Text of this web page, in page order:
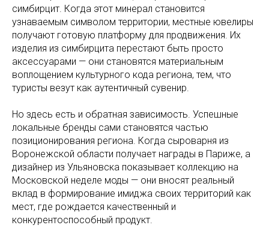
симбирцит. Когда этот минерал становится
узнаваемым символом территории, местные ювелиры
получают готовую платформу для продвижения. Их
изделия из симбирцита перестают быть просто
аксессуарами — они становятся материальным
воплощением культурного кода региона, тем, что
туристы везут как аутентичный сувенир.
Но здесь есть и обратная зависимость. Успешные
локальные бренды сами становятся частью
позиционирования региона. Когда сыроварня из
Воронежской области получает награды в Париже, а
дизайнер из Ульяновска показывает коллекцию на
Московской неделе моды — они вносят реальный
вклад в формирование имиджа своих территорий как
мест, где рождается качественный и
конкурентоспособный продукт.